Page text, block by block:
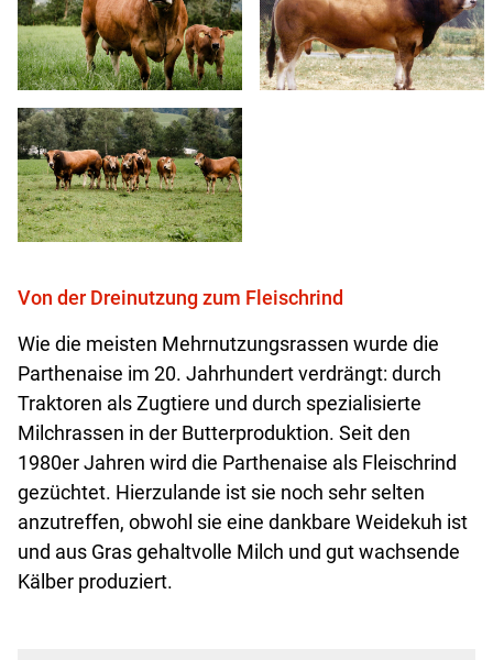
Von der Dreinutzung zum Fleischrind
Wie die meisten Mehrnutzungsrassen wurde die
Parthenaise im 20. Jahrhundert verdrängt: durch
Traktoren als Zugtiere und durch spezialisierte
Milchrassen in der Butterproduktion. Seit den
1980er Jahren wird die Parthenaise als Fleischrind
gezüchtet. Hierzulande ist sie noch sehr selten
anzutreffen, obwohl sie eine dankbare Weidekuh ist
und aus Gras gehaltvolle Milch und gut wachsende
Kälber produziert.